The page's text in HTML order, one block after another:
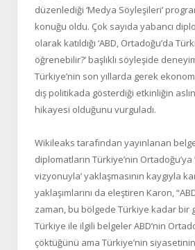
düzenlediği ‘Medya Söyleşileri’
konuğu oldu. Çok sayıda yabancı
olarak katıldığı ‘ABD, Ortadoğu’da
öğrenebilir?’ başlıklı söyleşide
Türkiye’nin son yıllarda gerek
dış politikada gösterdiği etkinliğin
hikayesi olduğunu vurguladı.
Wikileaks tarafından yayınlanan
diplomatların Türkiye’nin Ortadoğu’ya
vizyonuyla’ yaklaşmasının kaygıyla
yaklaşımlarını da eleştiren Karon,
zaman, bu bölgede Türkiye kadar bir
Türkiye ile ilgili belgeler ABD’nin
çöktüğünü ama Türkiye’nin siyasetinin